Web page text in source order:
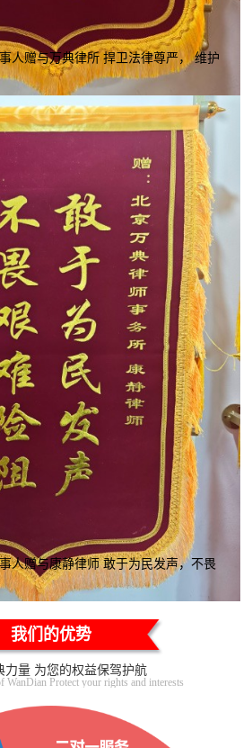
人赠与万典律所 捍卫法律尊严， 维护
人赠与康静律师 敢于为民发声，不畏
我们的优势
力量 为您的权益保驾护航
WanDian Protect your rights and interests